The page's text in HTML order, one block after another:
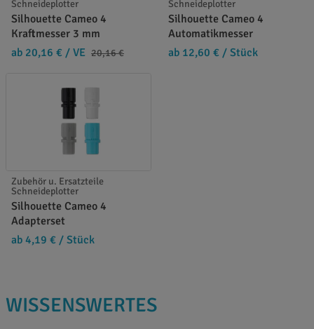
Schneideplotter
Silhouette Cameo 4
Kraftmesser 3 mm
ab 20,16 € / VE 20,16 €
Schneideplotter
Silhouette Cameo 4
Automatikmesser
ab 12,60 € / Stück
Zubehör u. Ersatzteile
Schneideplotter
Silhouette Cameo 4
Adapterset
ab 4,19 € / Stück
WISSENSWERTES